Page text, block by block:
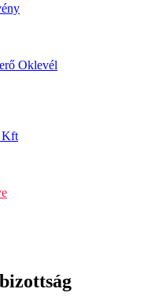
Oklevél
Kft